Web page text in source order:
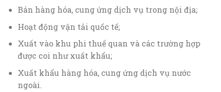
Bán hàng hóa, cung ứng dịch vụ trong nội địa;
Hoạt động vận tải quốc tế;
Xuất vào khu phi thuế quan và các trường hợp
được coi như xuất khẩu;
Xuất khẩu hàng hóa, cung ứng dịch vụ nước
ngoài.